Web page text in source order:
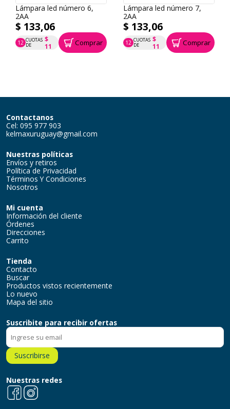
Lámpara led número 6,
2AA
$ 133,06
12 CUOTAS
DE
$
11
P.T.F. $ 133 Comprar
Lámpara led número 7,
2AA
$ 133,06
12 CUOTAS
DE
$
11
P.T.F. $ 133 Comprar
Contactanos
Cel: 095 977 903
kelmaxuruguay@gmail.com
Nuestras políticas
Envíos y retiros
Política de Privacidad
Términos Y Condiciones
Nosotros
Mi cuenta
Información del cliente
Órdenes
Direcciones
Carrito
Tienda
Contacto
Buscar
Productos vistos recientemente
Lo nuevo
Mapa del sitio
Suscribite para recibir ofertas
Suscribirse
Nuestras redes
FacebookInstagram